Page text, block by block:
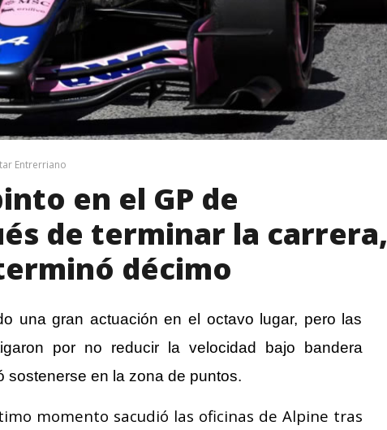
Entrerriano
en el GP de
de terminar la carrera,
décimo
una gran actuación en el octavo lugar, pero las
por no reducir la velocidad bajo bandera
sostenerse en la zona de puntos.
momento sacudió las oficinas de Alpine tras